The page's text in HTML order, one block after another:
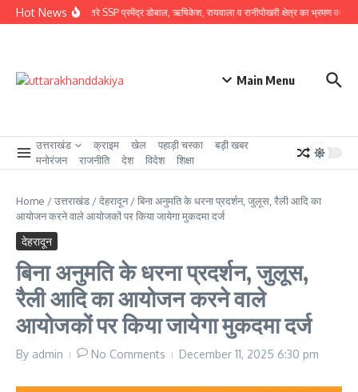
Skip to content
Hot News
ग्राउंड जीरो पर उतरे SSP प्रमेंद्र डोबाल, ऋषिकेश, रायवाला व रानीपोखरी क्षेत्र का भ्रमण कर
Main Menu
उत्तराखंड क्राइम खेल पहाड़ी चस्का
बड़ी खबर
मनोरंजन
राजनीति देश विदेश शिक्षा
Home /उत्तराखंड /देहरादून/बिना अनुमति के धरना प्रदर्शन, जुलूस, रैली आदि का
आयोजन करने वाले आयोजकों पर किया जायेगा मुकदमा दर्ज
देहरादून
बिना अनुमति के धरना प्रदर्शन, जुलूस,
रैली आदि का आयोजन करने वाले
आयोजकों पर किया जायेगा मुकदमा दर्ज
By admin No Comments December 11, 2025 6:30 pm